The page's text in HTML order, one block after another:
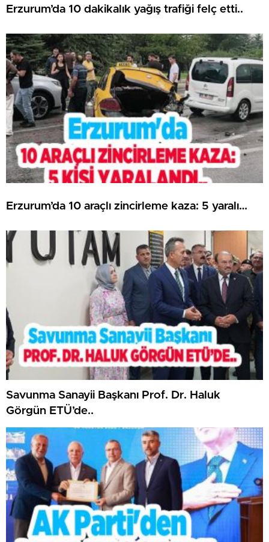
Erzurum’da 10 dakikalık yağış trafiği felç etti..
Erzurum’da 10 araçlı zincirleme kaza: 5 yaralı…
Savunma Sanayii Başkanı Prof. Dr. Haluk
Görgün ETÜ’de..